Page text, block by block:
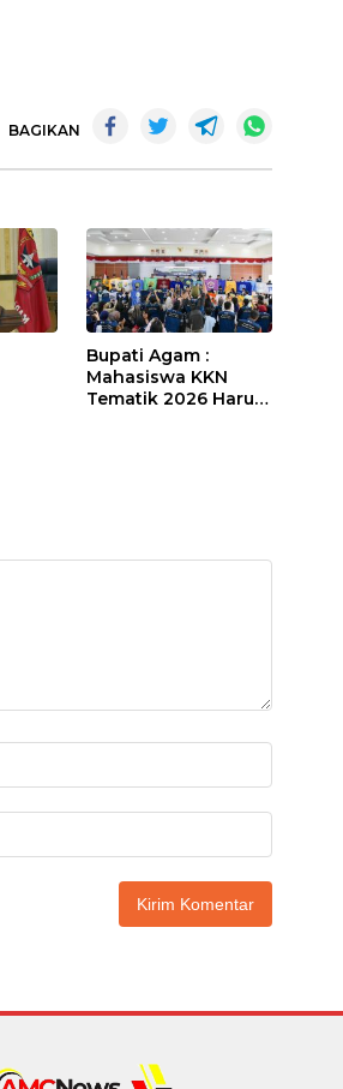
BAGIKAN
Bupati Agam :
Mahasiswa KKN
Tematik 2026 Harus